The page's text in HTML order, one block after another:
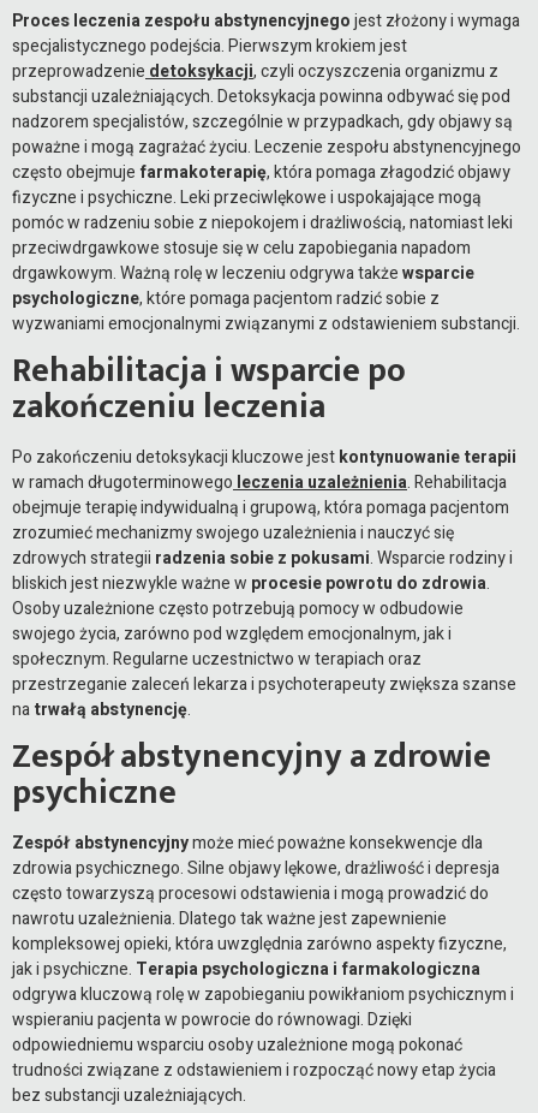
Proces leczenia zespołu abstynencyjnegojest złożony i wymaga
specjalistycznego podejścia. Pierwszym krokiem jest
przeprowadzenie detoksykacji, czyli oczyszczenia organizmu z
substancji uzależniających. Detoksykacja powinna odbywać się pod
nadzorem specjalistów, szczególnie w przypadkach, gdy objawy są
poważne i mogą zagrażać życiu. Leczenie zespołu abstynencyjnego
często obejmuje farmakoterapię, która pomaga złagodzić objawy
fizyczne i psychiczne. Leki przeciwlękowe i uspokajające mogą
pomóc w radzeniu sobie z niepokojem i drażliwością, natomiast leki
przeciwdrgawkowe stosuje się w celu zapobiegania napadom
drgawkowym. Ważną rolę w leczeniu odgrywa takżewsparcie
psychologiczne, które pomaga pacjentom radzić sobie z
wyzwaniami emocjonalnymi związanymi z odstawieniem substancji.
Rehabilitacja i wsparcie po
zakończeniu leczenia
Po zakończeniu detoksykacji kluczowe jestkontynuowanie terapii
w ramach długoterminowego leczenia uzależnienia. Rehabilitacja
obejmuje terapię indywidualną i grupową, która pomaga pacjentom
zrozumieć mechanizmy swojego uzależnienia i nauczyć się
zdrowych strategii radzenia sobie z pokusami. Wsparcie rodziny i
bliskich jest niezwykle ważne w procesie powrotu do zdrowia.
Osoby uzależnione często potrzebują pomocy w odbudowie
swojego życia, zarówno pod względem emocjonalnym, jak i
społecznym. Regularne uczestnictwo w terapiach oraz
przestrzeganie zaleceń lekarza i psychoterapeuty zwiększa szanse
natrwałą abstynencję.
Zespół abstynencyjny a zdrowie
psychiczne
Zespół abstynencyjnymoże mieć poważne konsekwencje dla
zdrowia psychicznego. Silne objawy lękowe, drażliwość i depresja
często towarzyszą procesowi odstawienia i mogą prowadzić do
nawrotu uzależnienia. Dlatego tak ważne jest zapewnienie
kompleksowej opieki, która uwzględnia zarówno aspekty fizyczne,
jak i psychiczne. Terapia psychologiczna i farmakologiczna
odgrywa kluczową rolę w zapobieganiu powikłaniom psychicznym i
wspieraniu pacjenta w powrocie do równowagi. Dzięki
odpowiedniemu wsparciu osoby uzależnione mogą pokonać
trudności związane z odstawieniem i rozpocząć nowy etap życia
bez substancji uzależniających.